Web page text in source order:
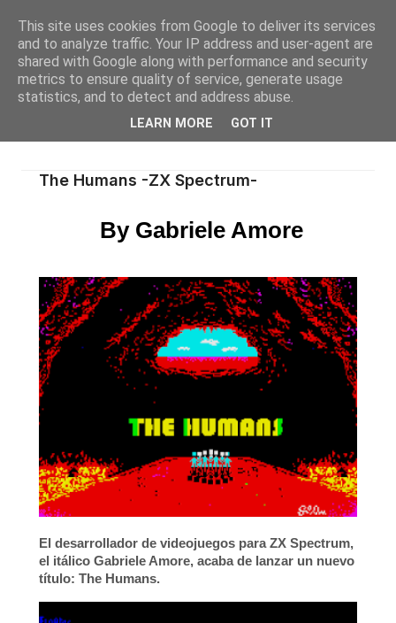
The Humans -ZX Spectrum-
By Gabriele Amore
El desarrollador de videojuegos para ZX Spectrum,
el itálico Gabriele Amore, acaba de lanzar un nuevo
título: The Humans.
This site uses cookies from Google to deliver its services
and to analyze traffic. Your IP address and user-agent are
shared with Google along with performance and security
metrics to ensure quality of service, generate usage
statistics, and to detect and address abuse.
LEARN MORE GOT IT